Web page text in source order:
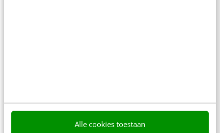
Alle cookies toestaan
Doorloop het creatieve proces
Voer de taken vol overgave uit